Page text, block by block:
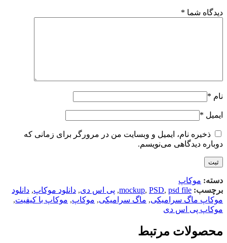
دیدگاه شما *
نام *
ایمیل *
ذخیره نام، ایمیل و وبسایت من در مرورگر برای زمانی که
دوباره دیدگاهی می‌نویسم.
دسته: موکاپ
برچسب:
mockup, PSD, psd file
, پی اس دی, دانلود موکاپ, دانلود
موکاپ ماگ سرامیکی, ماگ سرامیکی, موکاپ, موکاپ با کیفیت,
موکاپ پی اس دی
محصولات مرتبط